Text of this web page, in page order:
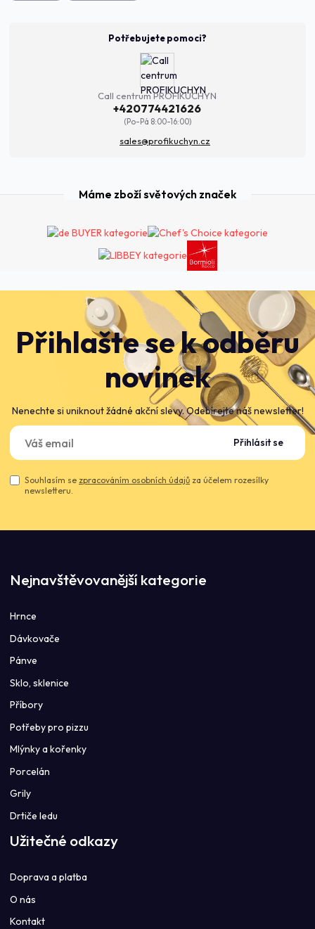
Potřebujete pomoci?
Call centrum PROFIKUCHYN
+420774421626
(Po-Pá 8:00-16:00)
sales@profikuchyn.cz
Přihlašte se k odběru
novinek
Nenechte si uniknout žádné akční slevy. Odebírejte náš newsletter!
Přihlásit se
Souhlasím se zpracováním osobních údajů za účelem rozesílky
newsletteru.
Máme zboží světových značek
Nejnavštěvovanější kategorie
Hrnce
Dávkovače
Pánve
Sklo, sklenice
Příbory
Potřeby pro pizzu
Mlýnky a kořenky
Porcelán
Grily
Drtiče ledu
Užitečné odkazy
Doprava a platba
O nás
Kontakt